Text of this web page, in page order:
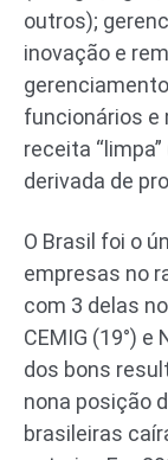
outros);
inovação e
funcionários e
receita
derivada de
O Brasil foi o
empresas no
com 3 delas
CEMIG (19°)
dos bons
nona posição
brasileiras